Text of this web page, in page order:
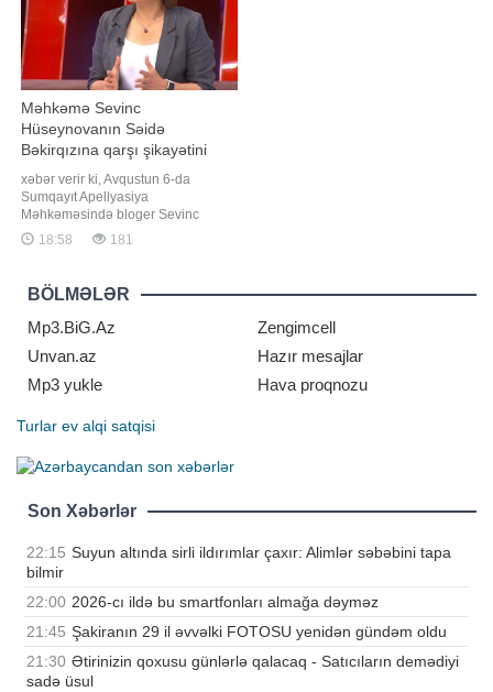
Məhkəmə Sevinc
Hüseynovanın Səidə
Bəkirqızına qarşı şikayətini
təmin etmədi
xəbər verir ki, Avqustun 6-da
Sumqayıt Apellyasiya
Məhkəməsində bloger Sevinc
Hüseynovanın jurnalist Səidə
Bəkirqızına qarşı xüsusi ittiham
apellyasiya baxışı keçirilib.
Jurnalistin vəkili Yaqub Nəcəfli -a
açıqlamasında bildirib ki, məhkəmə
apellyasiya şikayətini təmi
18:58 181
BÖLMƏLƏR
Mp3.BiG.Az
Zengimcell
Unvan.az
Hazır mesajlar
Mp3 yukle
Hava proqnozu
Turlar ev alqi satqisi
Son Xəbərlər
22:15 Suyun altında sirli ildırımlar çaxır: Alimlər səbəbini tapa
bilmir
22:00 2026-cı ildə bu smartfonları almağa dəyməz
21:45 Şakiranın 29 il əvvəlki FOTOSU yenidən gündəm oldu
21:30 Ətirinizin qoxusu günlərlə qalacaq - Satıcıların demədiyi
sadə üsul